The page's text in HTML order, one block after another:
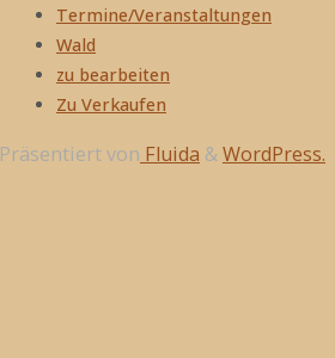
Termine/Veranstaltungen
Wald
zu bearbeiten
Zu Verkaufen
Präsentiert von Fluida &WordPress.